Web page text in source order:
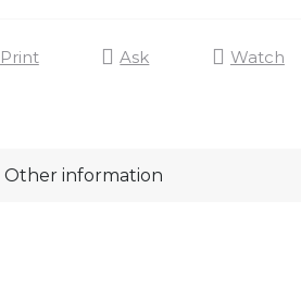
Print Ask Watch
Other information